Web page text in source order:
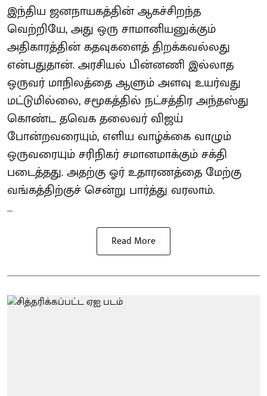
இந்திய ஜனநாயகத்தின் ஆகச்சிறந்த
வெற்றியே, அது ஒரு சாமானியனுக்கும்
அதிகாரத்தின் கதவுகளைத் திறக்கவல்லது
என்பதுதான். அரசியல் பின்னணி இல்லாத
ஒருவர் மாநிலத்தை ஆளும் அளவு உயர்வது
மட்டுமில்லை, சமூகத்தில் நட்சத்திர அந்தஸ்து
கொண்ட தவெக தலைவர் விஜய்
போன்றவரையும், எளிய வாழ்க்கை வாழும்
ஒருவரையும் சரிநிகர் சமானமாக்கும் சக்தி
படைத்தது. அதற்கு ஓர் உதாரணத்தை மேற்கு
வங்கத்திற்குச் சென்று பார்த்து வரலாம்.
...
Read More